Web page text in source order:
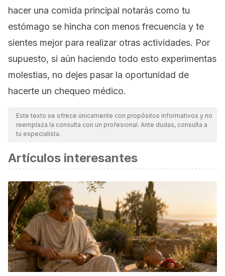
hacer una comida principal notarás como tu
estómago se hincha con menos frecuencia y te
sientes mejor para realizar otras actividades. Por
supuesto, si aún haciendo todo esto experimentas
molestias, no dejes pasar la oportunidad de
hacerte un chequeo médico.
Este texto se ofrece únicamente con propósitos informativos y no
reemplaza la consulta con un profesional. Ante dudas, consulta a
tu especialista.
Artículos interesantes